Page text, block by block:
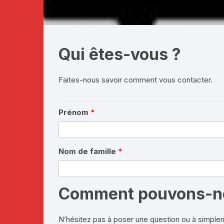
Téléthon 2017
Qui êtes-vous ?
Faites-nous savoir comment vous contacter.
Prénom *
Nom de famille *
Comment pouvons-
N’hésitez pas à poser une question ou à